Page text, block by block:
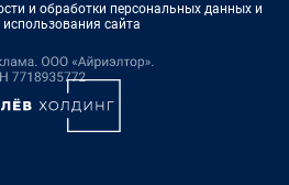
и обработки персональных данных и
сайта